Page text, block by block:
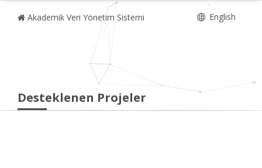
Akademik Veri Yönetim Sistemi English
Desteklenen Projeler